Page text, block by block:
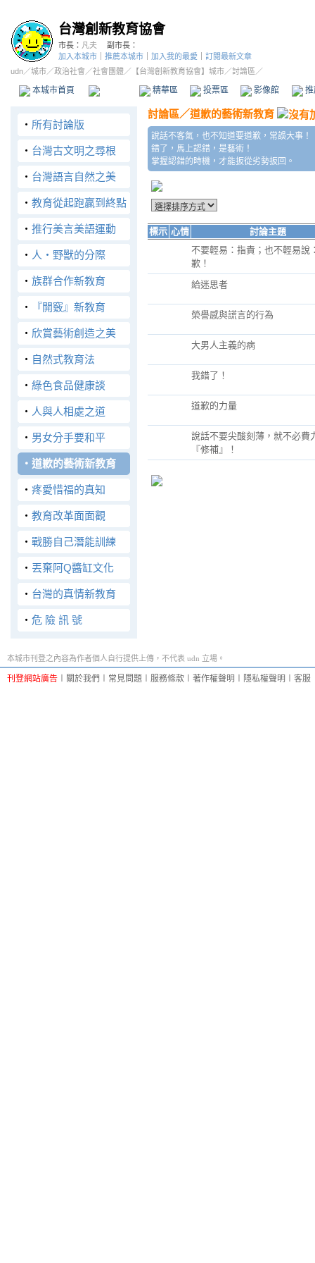
台灣創新教育協會
市長： 凡夫
副市長：
加入本城市
推薦本城市 加入我的最愛
訂閱最新文章
udn／城市／政治社會 ／社會團體／ 【台灣創新教育協會】城市／討論區／
本城市首頁 精華區 投票區 影像館
‧ 所有討論版
‧ 台灣古文明之尋根
‧ 台灣語言自然之美
‧ 教育從起跑贏到終點
‧ 推行美言美語運動
‧ 人‧野獸的分際
‧ 族群合作新教育
‧ 『開竅』新教育
‧ 欣賞藝術創造之美
‧ 自然式教育法
‧ 綠色食品健康談
‧ 人與人相處之道
‧ 男女分手要和平
‧ 道歉的藝術新教育
‧ 疼愛惜福的真知
‧ 教育改革面面觀
‧ 戰勝自己潛能訓練
‧ 丟棄阿Q醬缸文化
‧ 台灣的真情新教育
‧ 危 險 訊 號
討論區／道歉的藝術新教育
說話不客氣，也不知道要道歉，常誤大事！
錯了，馬上認錯，是藝術！
掌握認錯的時機，才能扳從劣勢扳回。
標示 心情
討論主題
不要輕易：指責；也不輕易說
歉！
給迷思者
榮譽感與謊言的行為
大男人主義的病
我錯了！
道歉的力量
說話不要尖酸刻薄，就不必費
『修補』！
本城市刊登之內容為作者個人自行提供上傳，不代表 udn 立場。
刊登網站廣告 關於我們 常見問題 服務條款 著作權聲明 隱私權聲明 客服